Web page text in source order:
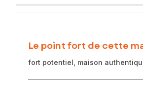
Le point fort de cette
fort potentiel, maison